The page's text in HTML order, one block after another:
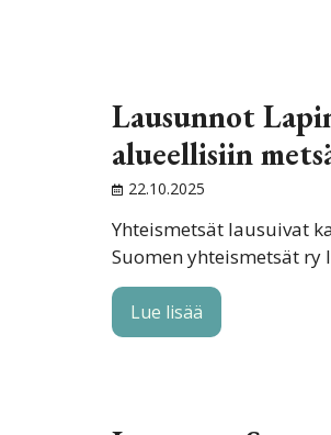
Lausunnot
alueellisiin
22.10.2025
Yhteismetsät lausuivat
Suomen yhteismetsät
Lue lisää